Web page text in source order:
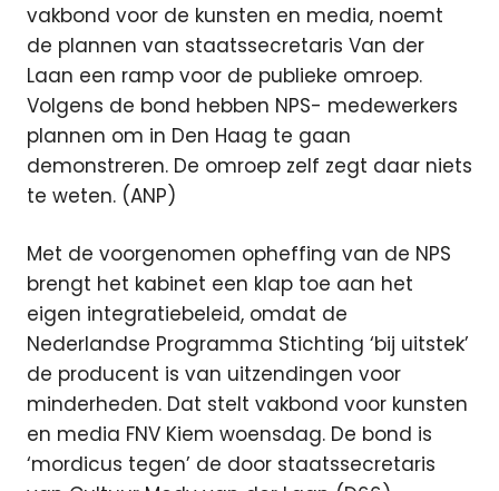
vakbond voor de kunsten en media, noemt
de plannen van staatssecretaris Van der
Laan een ramp voor de publieke omroep.
Volgens de bond hebben NPS- medewerkers
plannen om in Den Haag te gaan
demonstreren. De omroep zelf zegt daar niets
te weten. (ANP)
Met de voorgenomen opheffing van de NPS
brengt het kabinet een klap toe aan het
eigen integratiebeleid, omdat de
Nederlandse Programma Stichting ‘bij uitstek’
de producent is van uitzendingen voor
minderheden. Dat stelt vakbond voor kunsten
en media FNV Kiem woensdag. De bond is
‘mordicus tegen’ de door staatssecretaris